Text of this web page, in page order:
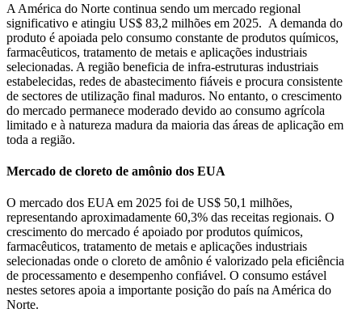
A América do Norte continua sendo um mercado regional
significativo e atingiu US$ 83,2 milhões em 2025. A demanda do
produto é apoiada pelo consumo constante de produtos químicos,
farmacêuticos, tratamento de metais e aplicações industriais
selecionadas. A região beneficia de infra-estruturas industriais
estabelecidas, redes de abastecimento fiáveis ​​e procura consistente
de sectores de utilização final maduros. No entanto, o crescimento
do mercado permanece moderado devido ao consumo agrícola
limitado e à natureza madura da maioria das áreas de aplicação em
toda a região.
Mercado de cloreto de amônio dos EUA
O mercado dos EUA em 2025 foi de US$ 50,1 milhões,
representando aproximadamente 60,3% das receitas regionais. O
crescimento do mercado é apoiado por produtos químicos,
farmacêuticos, tratamento de metais e aplicações industriais
selecionadas onde o cloreto de amônio é valorizado pela eficiência
de processamento e desempenho confiável. O consumo estável
nestes setores apoia a importante posição do país na América do
Norte.